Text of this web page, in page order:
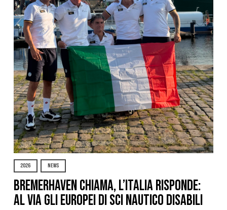
2026 NEWS
Bremerhaven chiama, l’Italia risponde:
al via gli Europei di Sci Nautico Disabili